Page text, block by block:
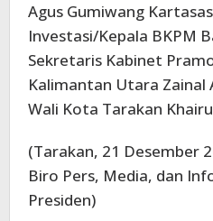
Agus Gumiwang
Investasi/Kepala BKPM
Sekretaris Kabinet
Kalimantan Utara Zainal
Wali Kota Tarakan
(Tarakan, 21 Desember
Biro Pers, Media, dan
Presiden)